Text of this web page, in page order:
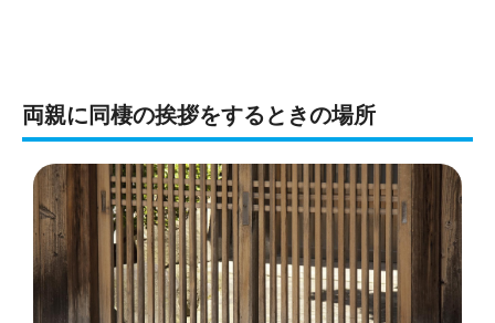
両親に同棲の挨拶をするときの場所